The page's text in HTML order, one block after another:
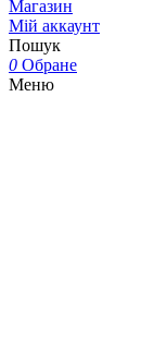
Магазин
Мій аккаунт
Пошук
0 Обране
Меню